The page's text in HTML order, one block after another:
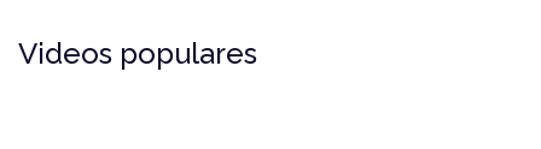
Videos populares